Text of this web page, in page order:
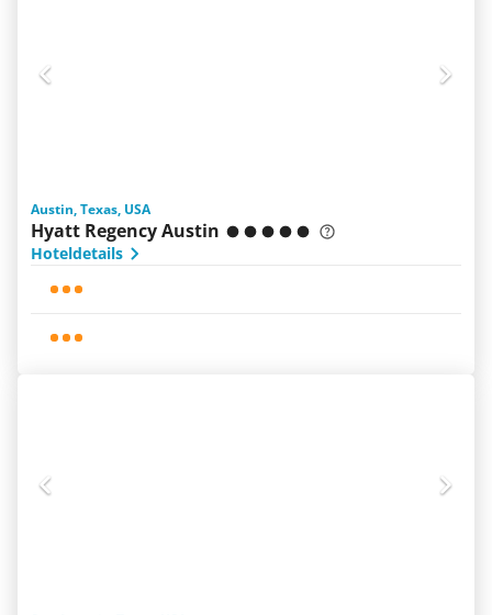
Austin, Texas, USA
Hyatt Regency Austin
Hoteldetails